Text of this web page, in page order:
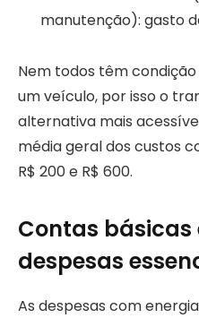
manutenção): gasto
Nem todos têm
um veículo, por isso o
alternativa mais
média geral dos custos
R$ 200 e R$ 600.
Contas básicas
despesas
As despesas com